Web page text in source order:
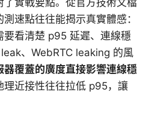
實戰要點。從官方技術文檔
速點往往能揭示真實體感：
要看清楚 p95 延遲、連線穩
、WebRTC leaking 的風
器覆蓋的廣度直接影響連線穩
理近接性往往拉低 p95，讓